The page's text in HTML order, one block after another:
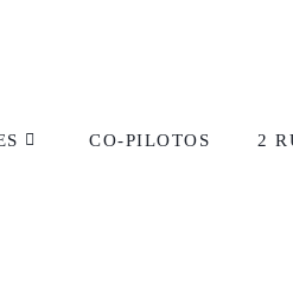
CO-PILOTOS 2